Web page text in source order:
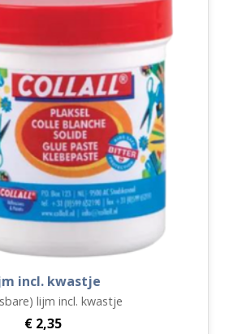
incl. kwastje
lijm incl. kwastje
€ 2,35